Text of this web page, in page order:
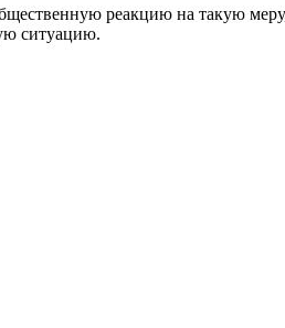
реакцию на такую
ситуацию.